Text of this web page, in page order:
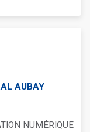
AUBAY
NUMÉRIQUE